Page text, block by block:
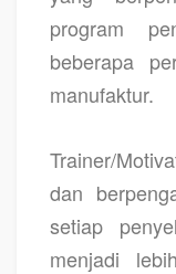
program
beberapa
manufaktur.
Trainer/
dan
setiap
menjadi